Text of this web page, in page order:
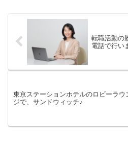
転職活動の
電話で行い
東京ステーションホテルのロビーラウ
ジで、サンドウィッチ♪